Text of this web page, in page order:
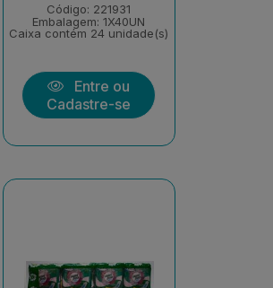
Código: 221931
Embalagem: 1X40UN
Caixa contém 24 unidade(s)
Entre ou
Cadastre-se